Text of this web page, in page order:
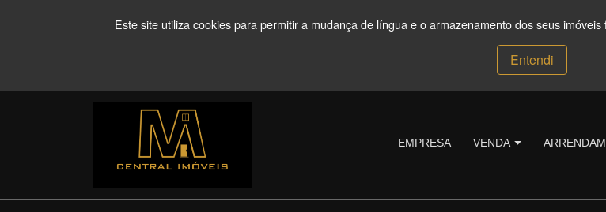
Este site utiliza cookies para permitir a mudança de língua e o armazenamento dos seus
Entendi
EMPRESA VENDA